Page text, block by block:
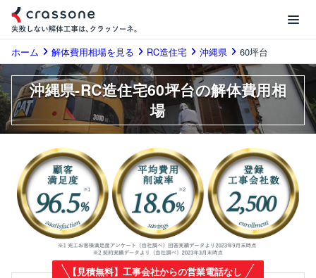
ホーム 解体費用相場を見る RC造住宅 沖縄県 60坪台
沖縄県-RC造住宅60坪台の解体費用相
場
【見積無料】工事会社からの営業電話なし